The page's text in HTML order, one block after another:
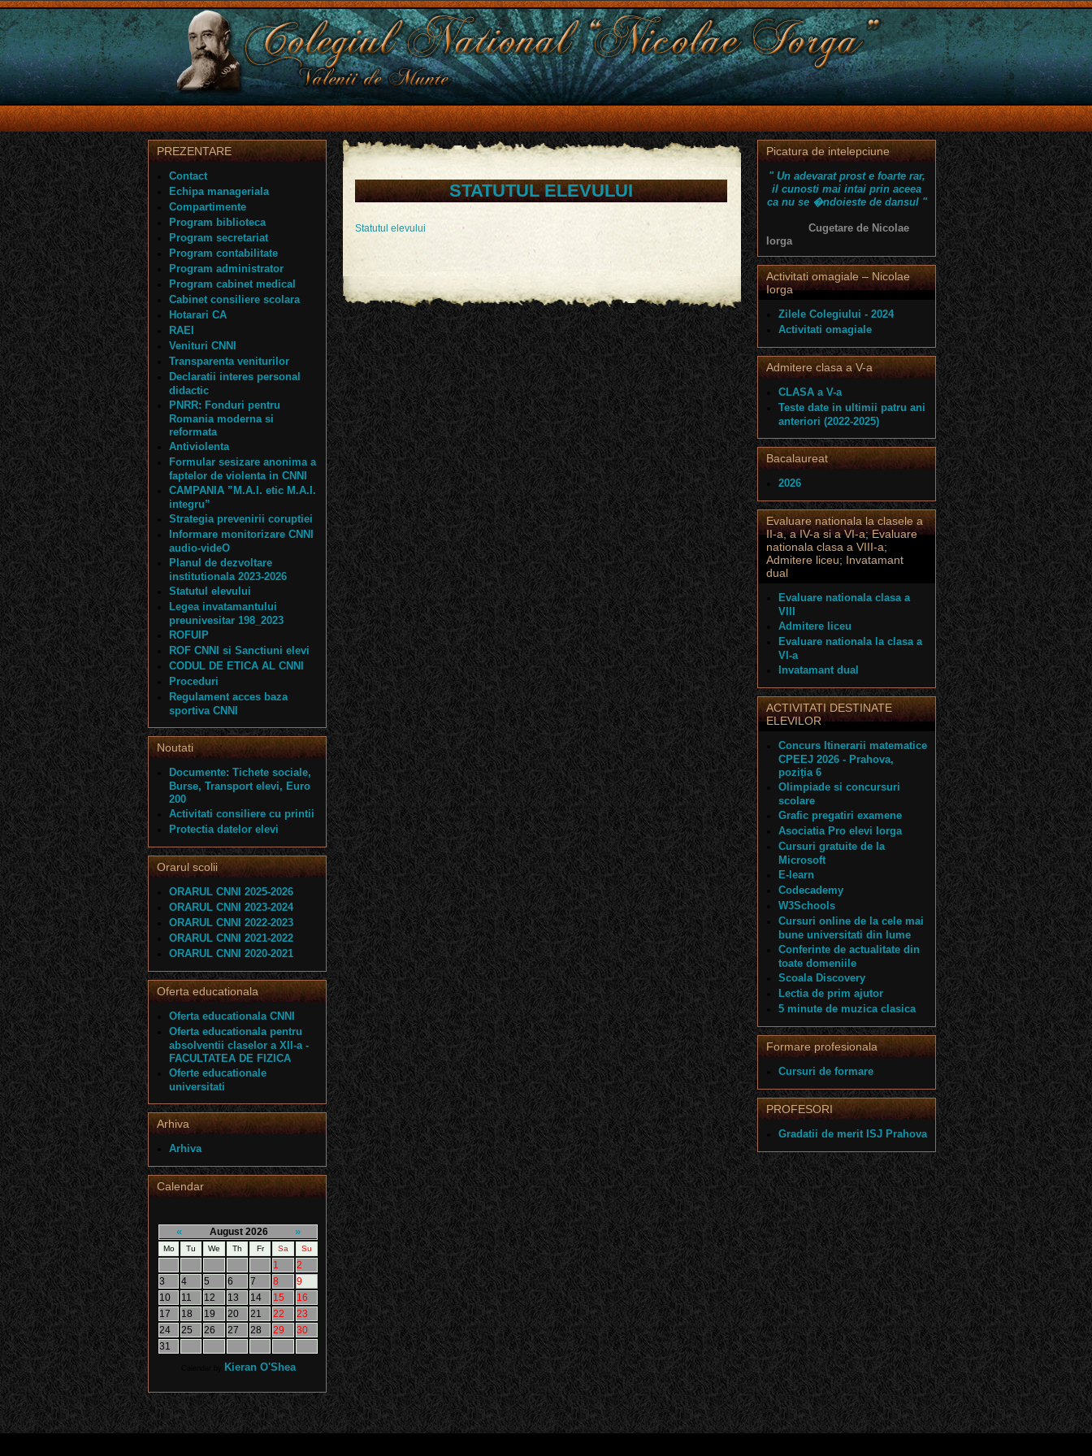
STATUTUL ELEVULUI
Statutul elevului
PREZENTARE
Contact
Echipa manageriala
Compartimente
Program biblioteca
Program secretariat
Program contabilitate
Program administrator
Program cabinet medical
Cabinet consiliere scolara
Hotarari CA
RAEI
Venituri CNNI
Transparenta veniturilor
Declaratii interes personal
didactic
PNRR: Fonduri pentru
Romania moderna si
reformata
Antiviolenta
Formular sesizare anonima a
faptelor de violenta in CNNI
CAMPANIA ”M.A.I. etic M.A.I.
integru”
Strategia prevenirii coruptiei
Informare monitorizare CNNI
audio-videO
Planul de dezvoltare
institutionala 2023-2026
Statutul elevului
Legea invatamantului
preunivesitar 198_2023
ROFUIP
ROF CNNI si Sanctiuni elevi
CODUL DE ETICA AL CNNI
Proceduri
Regulament acces baza
sportiva CNNI
Noutati
Documente: Tichete sociale,
Burse, Transport elevi, Euro
200
Activitati consiliere cu printii
Protectia datelor elevi
Orarul scolii
ORARUL CNNI 2025-2026
ORARUL CNNI 2023-2024
ORARUL CNNI 2022-2023
ORARUL CNNI 2021-2022
ORARUL CNNI 2020-2021
Oferta educationala
Oferta educationala CNNI
Oferta educationala pentru
absolventii claselor a XII-a -
FACULTATEA DE FIZICA
Oferte educationale
universitati
Arhiva
Arhiva
Calendar
« August 2026 »
Mo Tu We Th Fr Sa Su
1
2
3
4 5 6 7 8
9
10
11 12 13 14 15
16
17
18 19 20 21 22
23
24
25 26 27 28 29
30
31
Kieran O'Shea
Picatura de intelepciune
" Un adevarat prost e foarte rar,
il cunosti mai intai prin aceea
ca nu se �ndoieste de dansul "
Cugetare de Nicolae
Iorga
Activitati omagiale – Nicolae
Iorga
Zilele Colegiului - 2024
Activitati omagiale
Admitere clasa a V-a
CLASA a V-a
Teste date in ultimii patru ani
anteriori (2022-2025)
Bacalaureat
2026
Evaluare nationala la clasele a
II-a, a IV-a si a VI-a; Evaluare
nationala clasa a VIII-a;
Admitere liceu; Invatamant
dual
Evaluare nationala clasa a
VIII
Admitere liceu
Evaluare nationala la clasa a
VI-a
Invatamant dual
ACTIVITATI DESTINATE
ELEVILOR
Concurs Itinerarii matematice
CPEEJ 2026 - Prahova,
poziția 6
Olimpiade si concursuri
scolare
Grafic pregatiri examene
Asociatia Pro elevi Iorga
Cursuri gratuite de la
Microsoft
E-learn
Codecademy
W3Schools
Cursuri online de la cele mai
bune universitati din lume
Conferinte de actualitate din
toate domeniile
Scoala Discovery
Lectia de prim ajutor
5 minute de muzica clasica
Formare profesionala
Cursuri de formare
PROFESORI
Gradatii de merit ISJ Prahova